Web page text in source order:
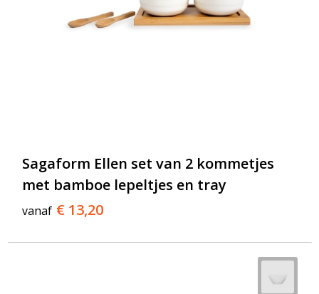
Sagaform Ellen set van 2 kommetjes
met bamboe lepeltjes en tray
vanaf € 13,20